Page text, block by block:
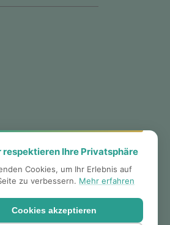
respektieren Ihre Privatsphäre
Cookies, um Ihr Erlebnis auf
zu verbessern. Mehr erfahren
Cookies akzeptieren